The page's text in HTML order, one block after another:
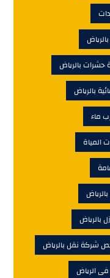
بالرياض
بالرياض
ماء
بالرياض
شركة نقل بالرياض
فى الرياض